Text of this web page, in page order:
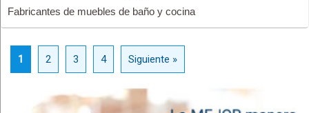
Fabricantes de muebles de baño y cocina
1 2 3 4 Siguiente »